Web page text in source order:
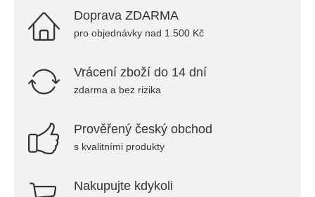
Doprava ZDARMA
pro objednávky nad 1.500 Kč
Vrácení zboží do 14 dní
zdarma a bez rizika
Prověřený český obchod
s kvalitními produkty
Nakupujte kdykoli